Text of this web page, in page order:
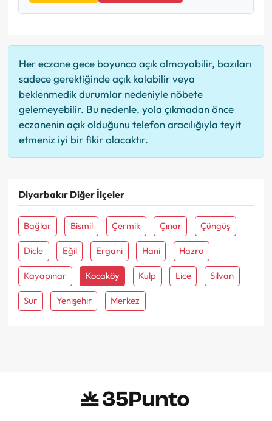
Her eczane gece boyunca açık olmayabilir, bazıları
sadece gerektiğinde açık kalabilir veya
beklenmedik durumlar nedeniyle nöbete
gelemeyebilir. Bu nedenle, yola çıkmadan önce
eczanenin açık olduğunu telefon aracılığıyla teyit
etmeniz iyi bir fikir olacaktır.
Diyarbakır Diğer İlçeler
Bağlar Bismil Çermik Çınar Çüngüş
Dicle Eğil Ergani Hani Hazro
Kayapınar Kocaköy Kulp Lice Silvan
Sur Yenişehir Merkez